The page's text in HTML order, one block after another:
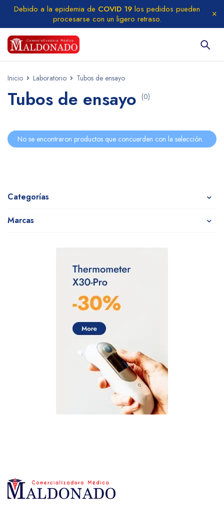
Debido a la epidemia de COVID 19 los pedidos pueden
procesarse con un ligero retraso.
Inicio Laboratorio Tubos de ensayo
Tubos de ensayo (0)
Categorías
Marcas
No se encontraron productos que concuerden con la selección.